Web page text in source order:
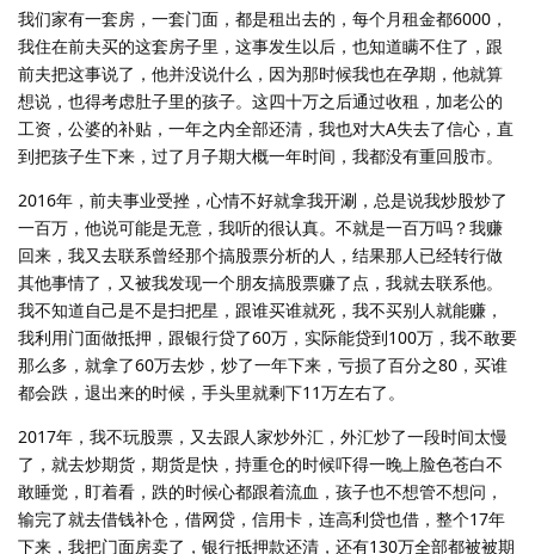
我们家有一套房，一套门面，都是租出去的，每个月租金都6000，
我住在前夫买的这套房子里，这事发生以后，也知道瞒不住了，跟
前夫把这事说了，他并没说什么，因为那时候我也在孕期，他就算
想说，也得考虑肚子里的孩子。这四十万之后通过收租，加老公的
工资，公婆的补贴，一年之内全部还清，我也对大A失去了信心，直
到把孩子生下来，过了月子期大概一年时间，我都没有重回股市。
2016年，前夫事业受挫，心情不好就拿我开涮，总是说我炒股炒了
一百万，他说可能是无意，我听的很认真。不就是一百万吗？我赚
回来，我又去联系曾经那个搞股票分析的人，结果那人已经转行做
其他事情了，又被我发现一个朋友搞股票赚了点，我就去联系他。
我不知道自己是不是扫把星，跟谁买谁就死，我不买别人就能赚，
我利用门面做抵押，跟银行贷了60万，实际能贷到100万，我不敢要
那么多，就拿了60万去炒，炒了一年下来，亏损了百分之80，买谁
都会跌，退出来的时候，手头里就剩下11万左右了。
2017年，我不玩股票，又去跟人家炒外汇，外汇炒了一段时间太慢
了，就去炒期货，期货是快，持重仓的时候吓得一晚上脸色苍白不
敢睡觉，盯着看，跌的时候心都跟着流血，孩子也不想管不想问，
输完了就去借钱补仓，借网贷，信用卡，连高利贷也借，整个17年
下来，我把门面房卖了，银行抵押款还清，还有130万全部都被被期